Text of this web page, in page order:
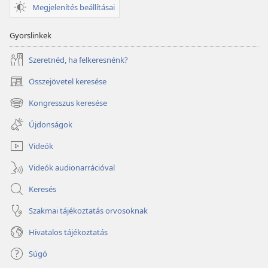
Megjelenítés beállításai
Gyorslinkek
Szeretnéd, ha felkeresnénk?
Összejövetel keresése
(opens
new
window)
Kongresszus keresése
(opens
new
window)
Újdonságok
Videók
Videók audionarrációval
Keresés
Szakmai tájékoztatás orvosoknak
Hivatalos tájékoztatás
Súgó